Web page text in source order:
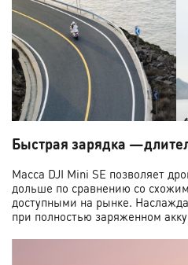
Быстрая зарядка
Масса DJI Mini SE позволяет
дольше по сравнению со
доступными на рынке.
при полностью заряженном